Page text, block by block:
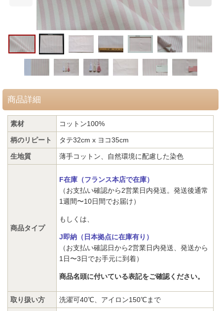
商品詳細
素材 コットン100%
柄のリピート タテ32cm x ヨコ35cm
生地質 薄手コットン、自然環境に配慮した染色
商品タイプ
F在庫（フランス本店で在庫）
（お支払い確認から2営業日内発送。発送後通常
1週間〜10日間でお届け）
もしくは、
J即納（日本拠点に在庫有り）
（お支払い確認日から2営業日内発送、発送から
1日〜3日でお手元に到着）
商品名頭に付いている表記をご確認ください。
取り扱い方 洗濯可40℃、アイロン150℃まで